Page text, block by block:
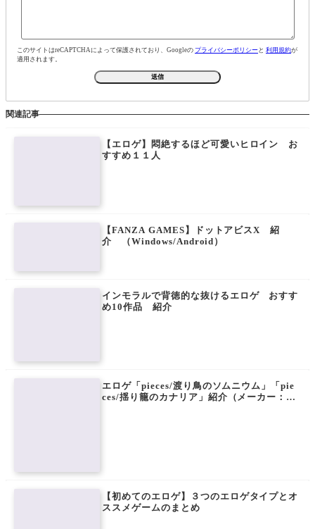
このサイトはreCAPTCHAによって保護されており、Googleの プライバシーポリシーと 利用規約が
適用されます。
関連記事
【エロゲ】悶絶するほど可愛いヒロイン お
すすめ１１人
【FANZA GAMES】ドットアビスX 紹
介 （Windows/Android）
インモラルで背徳的な抜けるエロゲ おすす
め10作品 紹介
エロゲ「pieces/渡り鳥のソムニウム」「pie
ces/揺り籠のカナリア」紹介（メーカー：W
【初めてのエロゲ】３つのエロゲタイプとオ
ススメゲームのまとめ